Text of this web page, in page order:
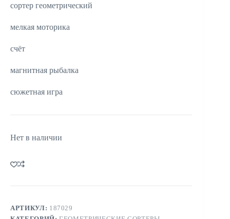
сортер геометрический
мелкая моторика
счёт
магнитная рыбалка
сюжетная игра
Нет в наличии
АРТИКУЛ: 187029